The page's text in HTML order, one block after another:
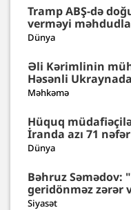
Tramp ABŞ-də
verməyi
Dünya
Əli Kərimlinin
Həsənli
Məhkəmə
Hüquq
İranda azı 71
Dünya
Bəhruz Səmədov:
geridönməz zərər
Siyasət